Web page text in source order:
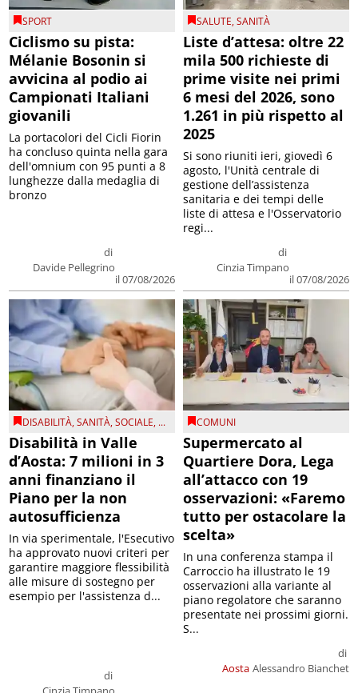
SPORT
Ciclismo su pista:
Mélanie Bosonin si
avvicina al podio ai
Campionati Italiani
giovanili
di
Davide Pellegrino
il 07/08/2026
La portacolori del Cicli Fiorin
ha concluso quinta nella gara
dell'omnium con 95 punti a 8
lunghezze dalla medaglia di
bronzo
SALUTE,SANITÀ
Liste d’attesa: oltre 22
mila 500 richieste di
prime visite nei primi
6 mesi del 2026, sono
1.261 in più rispetto al
2025
di
Cinzia Timpano
il 07/08/2026
Si sono riuniti ieri, giovedì 6
agosto, l'Unità centrale di
gestione dell’assistenza
sanitaria e dei tempi delle
liste di attesa e l'Osservatorio
regi...
DISABILITÀ,SANITÀ,SOCIALE, ...
Disabilità in Valle
d’Aosta: 7 milioni in 3
anni finanziano il
Piano per la non
autosufficienza
di
In via sperimentale, l'Esecutivo
ha approvato nuovi criteri per
garantire maggiore flessibilità
alle misure di sostegno per
esempio per l'assistenza d...
COMUNI
Supermercato al
Quartiere Dora, Lega
all’attacco con 19
osservazioni: «Faremo
tutto per ostacolare la
scelta»
Aosta
di
Alessandro Bianchet
In una conferenza stampa il
Carroccio ha illustrato le 19
osservazioni alla variante al
piano regolatore che saranno
presentate nei prossimi giorni.
S...